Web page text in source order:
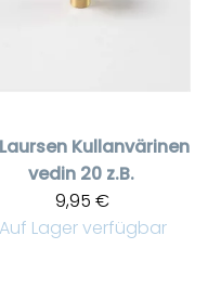
Kullanvärinen
vedin 20 z.B.
9,95 €
Auf Lager verfügbar